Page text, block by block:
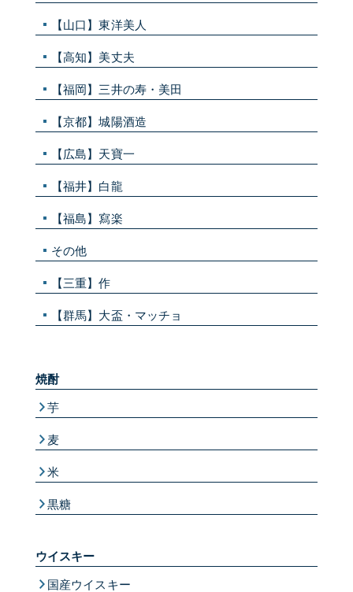
【山口】東洋美人
【高知】美丈夫
【福岡】三井の寿・美田
【京都】城陽酒造
【広島】天寶一
【福井】白龍
【福島】寫楽
その他
【三重】作
【群馬】大盃・マッチョ
焼酎
芋
麦
米
黒糖
ウイスキー
国産ウイスキー